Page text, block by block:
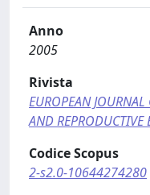
Anno
2005
Rivista
EUROPEAN JOURNAL
AND REPRODUCTIVE
Codice Scopus
2-s2.0-10644274280